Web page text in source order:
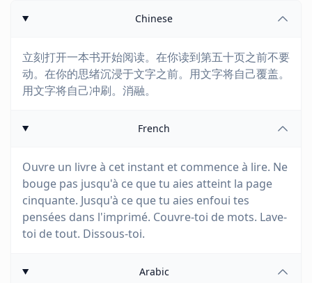
Chinese
立刻打开一本书开始阅读。在你读到第五十页之前不要
动。在你的思绪沉浸于文字之前。用文字将自己覆盖。
用文字将自己冲刷。消融。
French
Ouvre un livre à cet instant et commence à lire. Ne
bouge pas jusqu'à ce que tu aies atteint la page
cinquante. Jusqu'à ce que tu aies enfoui tes
pensées dans l'imprimé. Couvre-toi de mots. Lave-
toi de tout. Dissous-toi.
Arabic